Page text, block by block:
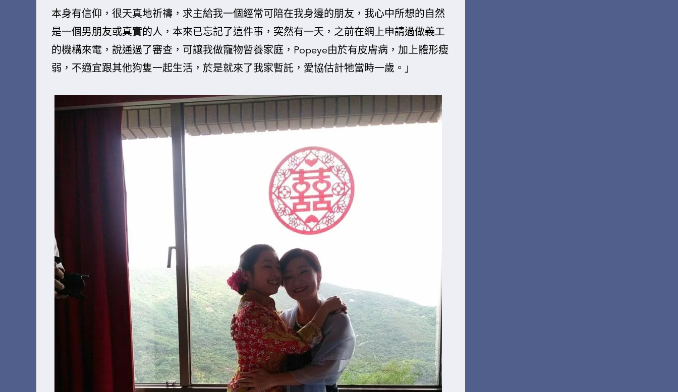
本身有信仰，很天真地祈禱，求主給我一個經常可陪在我身邊的朋友，我心中所想的自然
是一個男朋友或真實的人，本來已忘記了這件事，突然有一天，之前在網上申請過做義工
的機構來電，說通過了審查，可讓我做寵物暫養家庭，Popeye由於有皮膚病，加上體形瘦
弱，不適宜跟其他狗隻一起生活，於是就來了我家暫託，愛協估計牠當時一歲。」